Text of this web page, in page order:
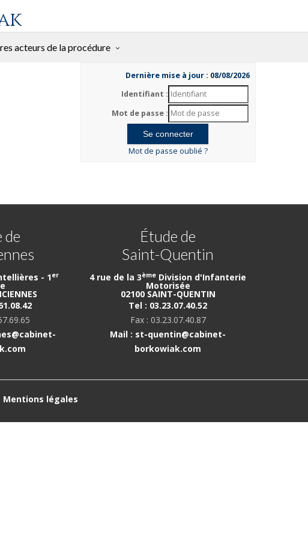
acteurs de la procédure
Dernière mise à jour : 08/08/2026
Identifiant :
Mot de passe :
Mot de passe oublié ?
de
- 1er
Étude de
Saint-Quentin
4 rue de la 3ème Division d'Infanterie
Motorisée
02100 SAINT-QUENTIN
Tel : 03.23.07.40.52
Fax : 03.23.07.40.87
Mail : st-quentin@cabinet-
borkowiak.com
Mentions légales